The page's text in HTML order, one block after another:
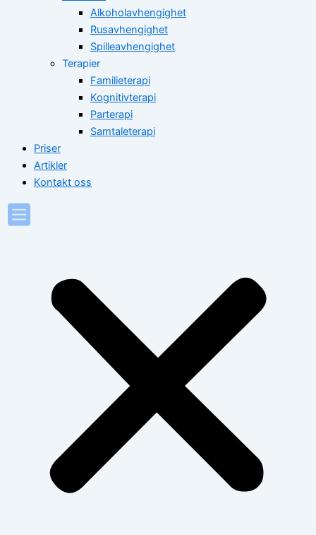
Alkoholavhengighet
Rusavhengighet
Spilleavhengighet
Terapier
Familieterapi
Kognitivterapi
Parterapi
Samtaleterapi
Priser
Artikler
Kontakt oss